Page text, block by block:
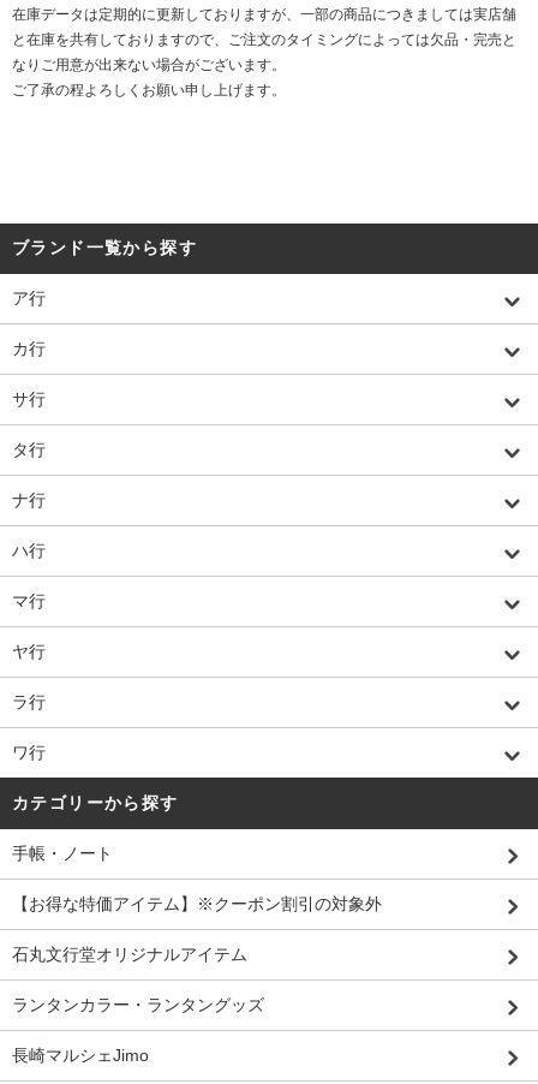
在庫データは定期的に更新しておりますが、一部の商品につきましては実店舗
と在庫を共有しておりますので、ご注文のタイミングによっては欠品・完売と
なりご用意が出来ない場合がございます。
ご了承の程よろしくお願い申し上げます。
ブランド一覧から探す
ア行
カ行
サ行
タ行
ナ行
ハ行
マ行
ヤ行
ラ行
ワ行
カテゴリーから探す
手帳・ノート
【お得な特価アイテム】※クーポン割引の対象外
石丸文行堂オリジナルアイテム
ランタンカラー・ランタングッズ
長崎マルシェJimo